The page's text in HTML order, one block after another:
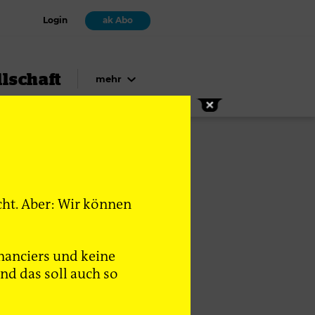
Login ak Abo
mehr
Aber: Wir können
und keine
das soll auch so